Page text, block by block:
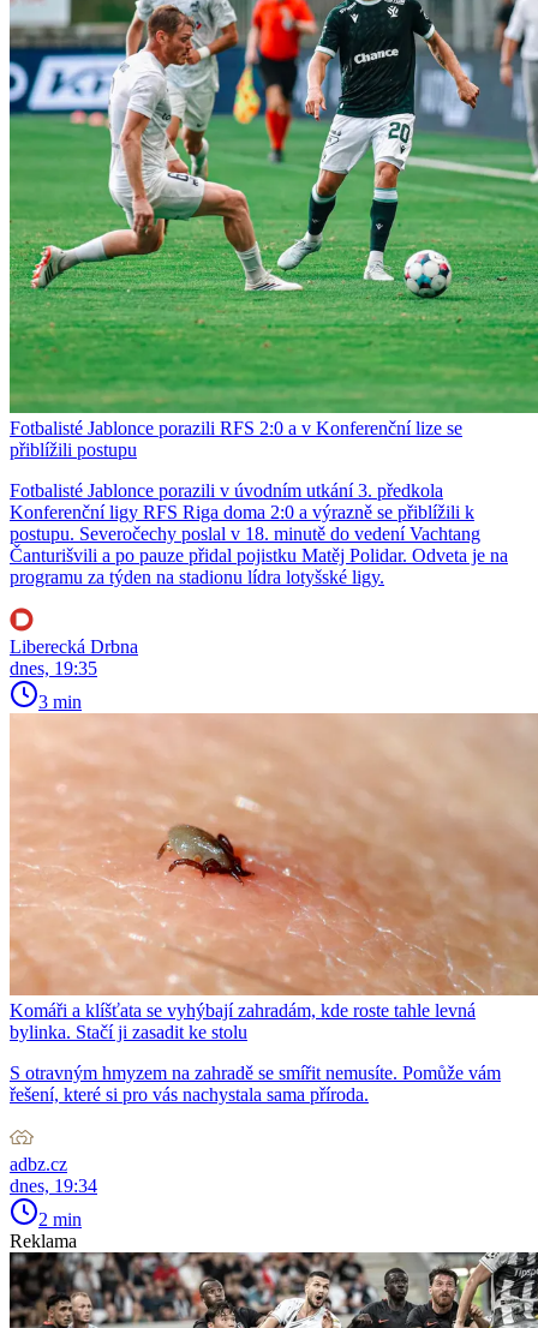
Fotbalisté Jablonce porazili RFS 2:0 a v Konferenční lize se
přiblížili postupu
Fotbalisté Jablonce porazili v úvodním utkání 3. předkola
Konferenční ligy RFS Riga doma 2:0 a výrazně se přiblížili k
postupu. Severočechy poslal v 18. minutě do vedení Vachtang
Čanturišvili a po pauze přidal pojistku Matěj Polidar. Odveta je na
programu za týden na stadionu lídra lotyšské ligy.
Liberecká Drbna
dnes, 19:35
3 min
Komáři a klíšťata se vyhýbají zahradám, kde roste tahle levná
bylinka. Stačí ji zasadit ke stolu
S otravným hmyzem na zahradě se smířit nemusíte. Pomůže vám
řešení, které si pro vás nachystala sama příroda.
adbz.cz
dnes, 19:34
2 min
Reklama